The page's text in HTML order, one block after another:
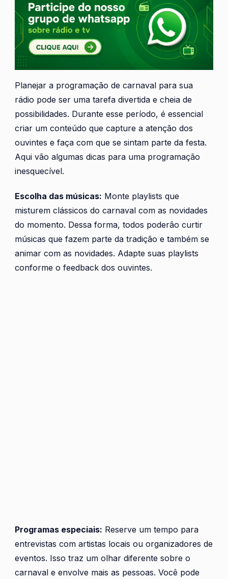
Planejar a programação de carnaval para sua
rádio pode ser uma tarefa divertida e cheia de
possibilidades. Durante esse período, é essencial
criar um conteúdo que capture a atenção dos
ouvintes e faça com que se sintam parte da festa.
Aqui vão algumas dicas para uma programação
inesquecível.
Escolha das músicas: Monte playlists que
misturem clássicos do carnaval com as novidades
do momento. Dessa forma, todos poderão curtir
músicas que fazem parte da tradição e também se
animar com as novidades. Adapte suas playlists
conforme o feedback dos ouvintes.
Programas especiais: Reserve um tempo para
entrevistas com artistas locais ou organizadores de
eventos. Isso traz um olhar diferente sobre o
carnaval e envolve mais as pessoas. Você pode